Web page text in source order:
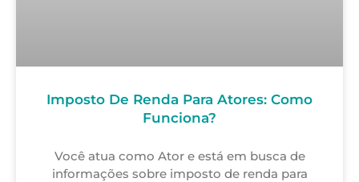
Imposto De Renda Para Atores: Como
Funciona?
Você atua como Ator e está em busca de
informações sobre imposto de renda para